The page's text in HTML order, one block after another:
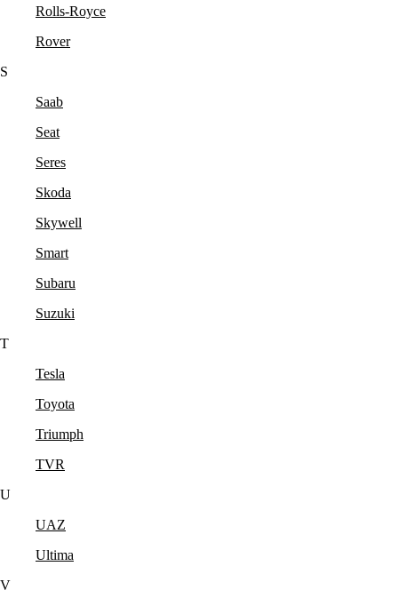
Rolls-Royce
Rover
S
Saab
Seat
Seres
Skoda
Skywell
Smart
Subaru
Suzuki
T
Tesla
Toyota
Triumph
TVR
U
UAZ
Ultima
V